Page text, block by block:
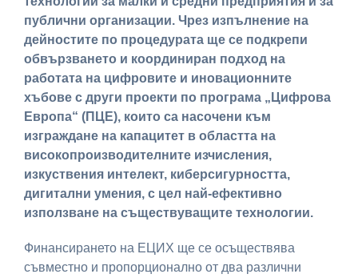
публични организации. Чрез изпълнение на
дейностите по процедурата ще се подкрепи
обвързването и координиран подход на
работата на цифровите и иновационните
хъбове с други проекти по програма „Цифрова
Европа“ (ПЦЕ), които са насочени към
изграждане на капацитет в областта на
високопроизводителните изчисления,
изкуствения интелект, киберсигурността,
дигитални умения, с цел най-ефективно
използване на съществуващите технологии.
Финансирането на ЕЦИХ ще се осъществява
съвместно и пропорционално от два различни